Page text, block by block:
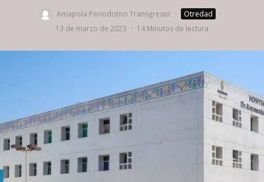
Amapola Periodismo Transgresor · Otredad
·
13 de marzo de 2023 · 14 Minutos de lectura